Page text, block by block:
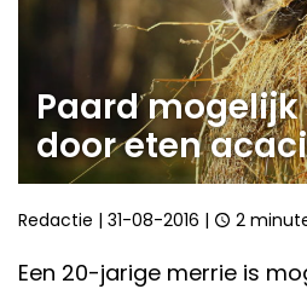
Paard
door eten
Redactie | 31-08-2016 | 2
Een 20-jarige merrie is